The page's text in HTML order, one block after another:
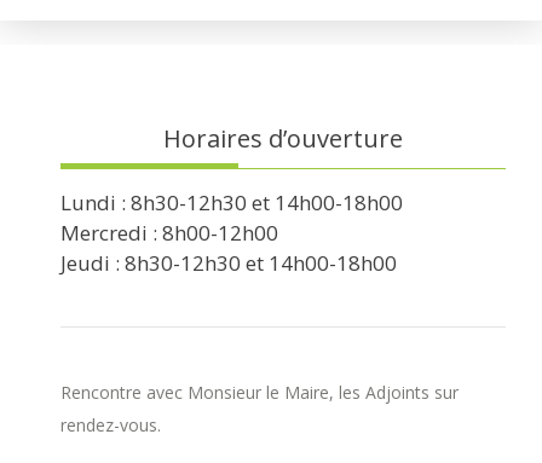
Horaires d’ouverture
Lundi : 8h30-12h30 et 14h00-18h00
Mercredi : 8h00-12h00
Jeudi : 8h30-12h30 et 14h00-18h00
Rencontre avec Monsieur le Maire, les Adjoints sur
rendez-vous.